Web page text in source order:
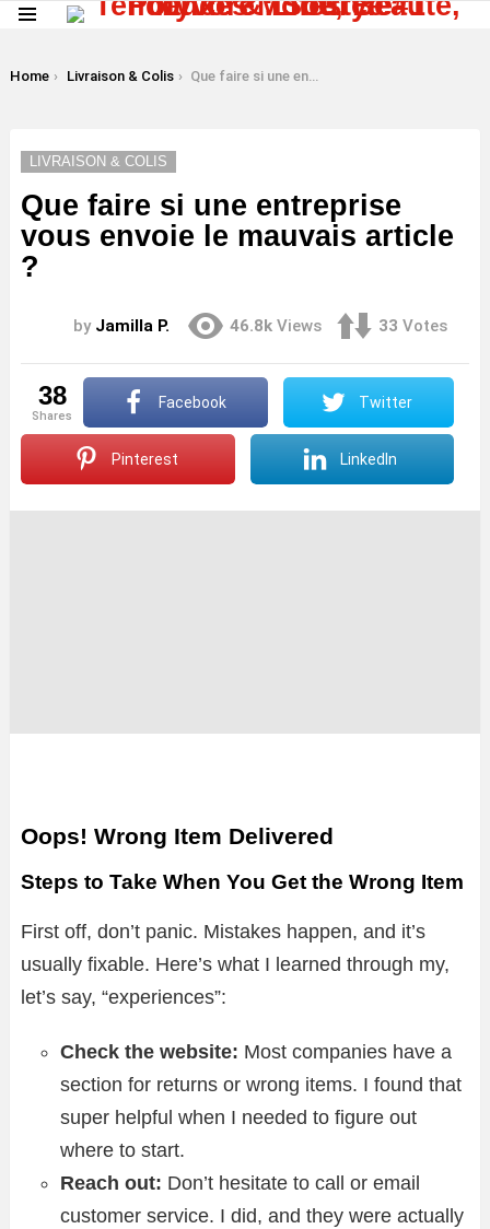
You are here:
Home Livraison & Colis Que faire si une entreprise vous envoie le mauvais article ?
LIVRAISON & COLIS
Que faire si une entreprise
vous envoie le mauvais article
?
by Jamilla P. 46.8k Views 33 Votes
38
shares
Facebook Twitter
Pinterest LinkedIn
Oops! Wrong Item Delivered
Steps to Take When You Get the Wrong Item
First off, don’t panic. Mistakes happen, and it’s
usually fixable. Here’s what I learned through my,
let’s say, “experiences”:
Check the website: Most companies have a
section for returns or wrong items. I found that
super helpful when I needed to figure out
where to start.
Reach out: Don’t hesitate to call or email
customer service. I did, and they were actually